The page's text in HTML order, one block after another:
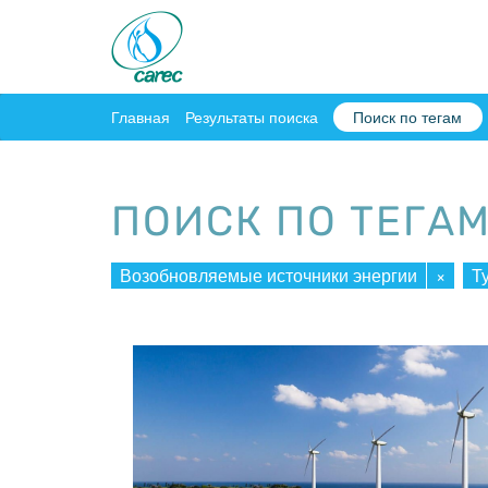
Главная Результаты поиска Поиск по тегам
ПОИСК ПО ТЕГАМ
Возобновляемые источники энергии ×